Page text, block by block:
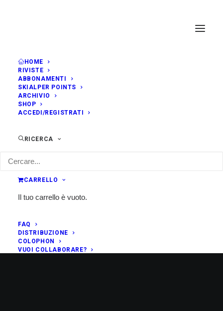
HOME
RIVISTE
ABBONAMENTI
SKIALPER POINTS
ARCHIVIO
SHOP
ACCEDI/REGISTRATI
RICERCA
CARRELLO
Il tuo carrello è vuoto.
FAQ
DISTRIBUZIONE
COLOPHON
VUOI COLLABORARE?